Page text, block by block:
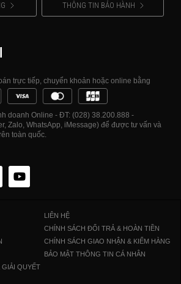
THÔNG TIN BẢO HÀNH
trực tiếp, chuyển khoản hoặc online bằng
doanh Online - ĐT: (028) 38.200.888 -
Zalo, WhatsApp, iMessage) để được tư vấn và
toàn quốc.
LIÊN HỆ
CHÍNH SÁCH ĐỔI TRẢ & HOÀN TIỀN
CHÍNH SÁCH GIAO NHẬN & KIỂM HÀNG
BẢO MẬT THÔNG TIN CÁ NHÂN
GIẢI QUYẾT